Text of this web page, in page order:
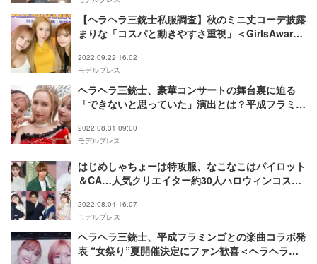
【ヘラヘラ三銃士私服調査】秋のミニ丈コーデ披露
まりな「コスパと動きやすさ重視」＜GirlsAward
2022.09.22 16:02
モデルプレス
ヘラヘラ三銃士、豪華コンサートの舞台裏に迫る
「できないと思っていた」演出とは？平成フラミン
＞
2022.08.31 09:00
モデルプレス
はじめしゃちょーは特攻服、なこなこはパイロット
＆CA…人気クリエイター約30人ハロウィンコスで
2022.08.04 16:07
モデルプレス
ヘラヘラ三銃士、平成フラミンゴとの楽曲コラボ発
表 “女祭り”夏開催決定にファン歓喜＜ヘラヘラ三